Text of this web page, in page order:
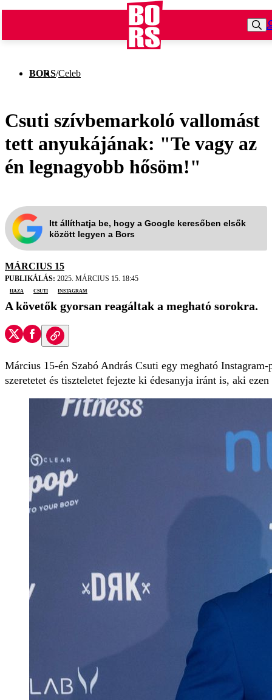
BORS/Celeb
Csuti szívbemarkoló vallomást
tett anyukájának: "Te vagy az
én legnagyobb hősöm!"
Itt állíthatja be, hogy a Google keresőben elsők
között legyen a Bors
MÁRCIUS 15
PUBLIKÁLÁS: 2025. MÁRCIUS 15. 18:45
haza
Csuti Instagram
A követők gyorsan reagáltak a megható sorokra.
Március 15-én Szabó András Csuti egy megható
szeretetet és tiszteletet fejezte ki édesanyja iránt is, aki